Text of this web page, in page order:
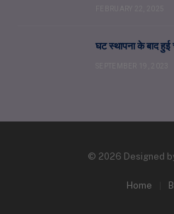
घट स्थापना के बाद हुई
© 2026 Designed
Home